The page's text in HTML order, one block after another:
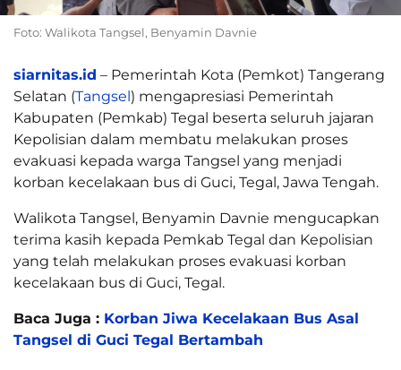
Foto: Walikota Tangsel, Benyamin Davnie
siarnitas.id – Pemerintah Kota (Pemkot) Tangerang
Selatan (Tangsel) mengapresiasi Pemerintah
Kabupaten (Pemkab) Tegal beserta seluruh jajaran
Kepolisian dalam membatu melakukan proses
evakuasi kepada warga Tangsel yang menjadi
korban kecelakaan bus di Guci, Tegal, Jawa Tengah.
Walikota Tangsel, Benyamin Davnie mengucapkan
terima kasih kepada Pemkab Tegal dan Kepolisian
yang telah melakukan proses evakuasi korban
kecelakaan bus di Guci, Tegal.
Baca Juga : Korban Jiwa Kecelakaan Bus Asal
Tangsel di Guci Tegal Bertambah